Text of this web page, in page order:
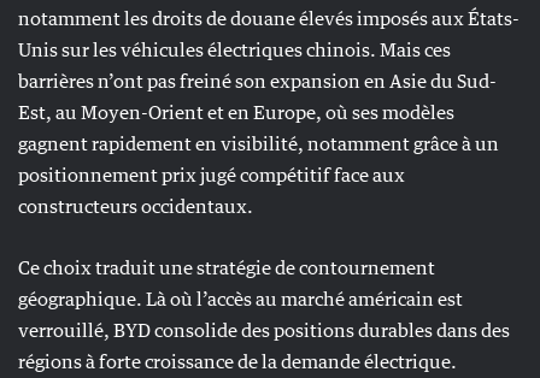
notamment les droits de douane élevés imposés aux États-
Unis sur les véhicules électriques chinois. Mais ces
barrières n’ont pas freiné son expansion en Asie du Sud-
Est, au Moyen-Orient et en Europe, où ses modèles
gagnent rapidement en visibilité, notamment grâce à un
positionnement prix jugé compétitif face aux
constructeurs occidentaux.
Ce choix traduit une stratégie de contournement
géographique. Là où l’accès au marché américain est
verrouillé, BYD consolide des positions durables dans des
régions à forte croissance de la demande électrique.